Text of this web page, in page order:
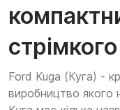
Ford Kuga (Куга) -
виробництво